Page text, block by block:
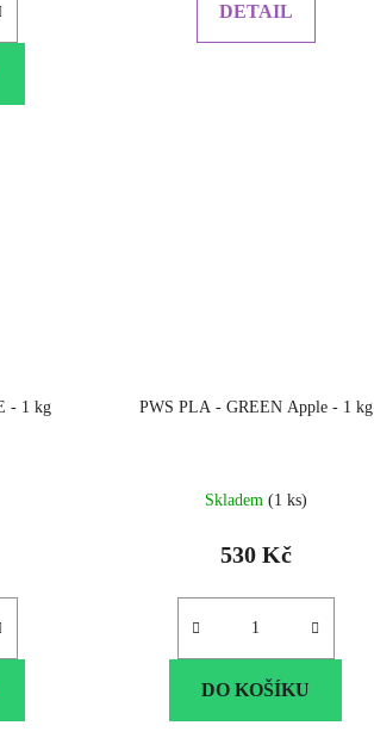
DETAIL
- 1 kg PWS PLA - GREEN Apple - 1 kg
Skladem (1 ks)
530 Kč
DO KOŠÍKU